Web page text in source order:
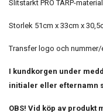
Slitstarkt PRO TARP-
Storlek 51cm x 33cm x
Transfer logo och
I kundkorgen under
initialer eller efternamn
OBS! Vid köp av